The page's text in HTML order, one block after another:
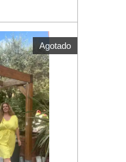
Agotado